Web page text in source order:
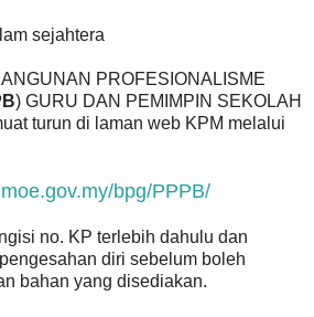
sejahtera
PROFESIONALISME
) GURU DAN PEMIMPIN SEKOLAH
turun di laman web KPM melalui
bpg/PPPB/
no. KP terlebih dahulu dan
diri sebelum boleh
bahan yang disediakan.